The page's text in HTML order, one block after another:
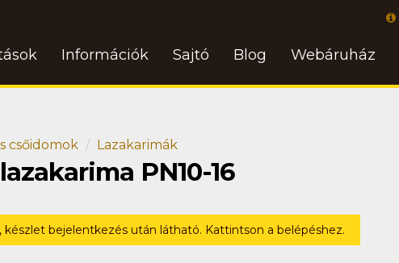
Információk Sajtó Blog Webáruház
csőidomok Lazakarimák
PN10-16
készlet bejelentkezés után látható. Kattintson a belépéshez.